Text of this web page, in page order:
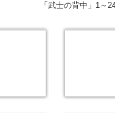
「武士の背中」1～